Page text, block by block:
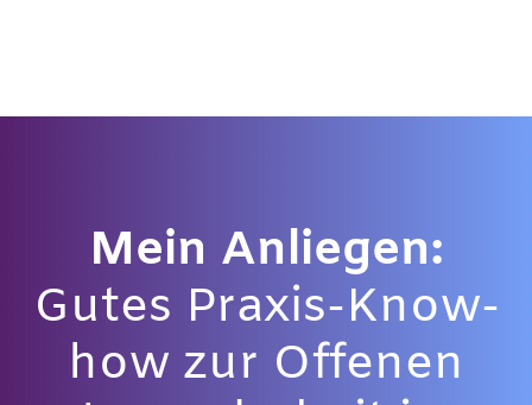
Mein Anliegen:
Gutes Praxis-Know-
how zur Offenen